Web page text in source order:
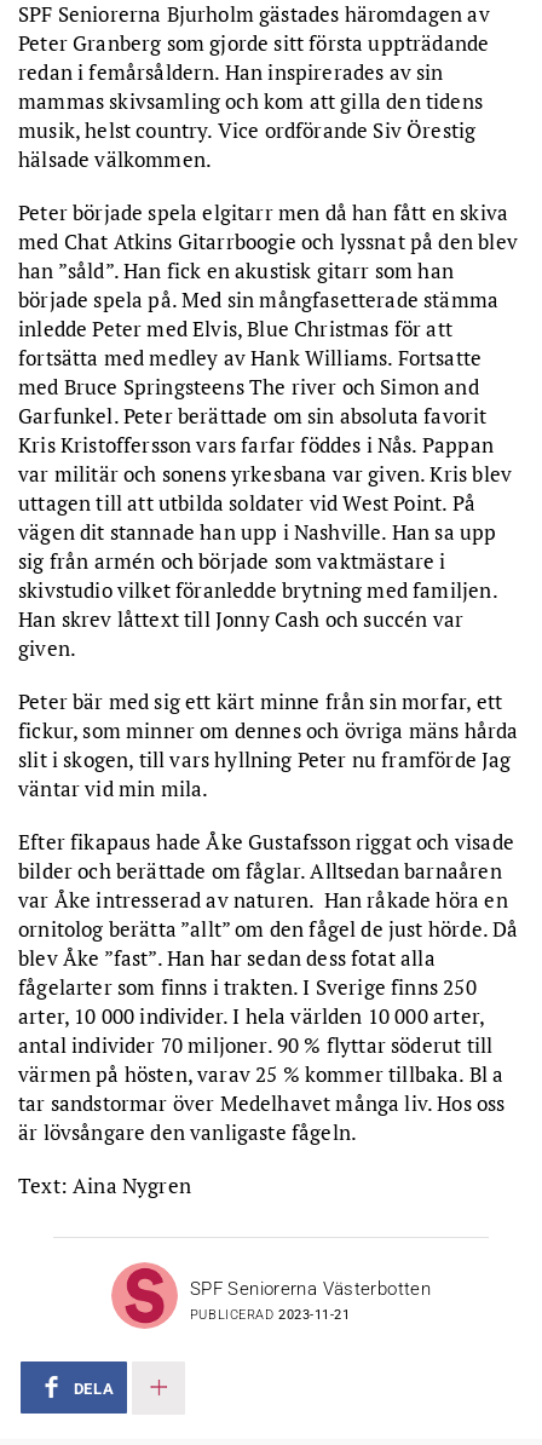
SPF Seniorerna Bjurholm gästades häromdagen av
Peter Granberg som gjorde sitt första uppträdande
redan i femårsåldern. Han inspirerades av sin
mammas skivsamling och kom att gilla den tidens
musik, helst country. Vice ordförande Siv Örestig
hälsade välkommen.
Peter började spela elgitarr men då han fått en skiva
med Chat Atkins Gitarrboogie och lyssnat på den blev
han ”såld”. Han fick en akustisk gitarr som han
började spela på. Med sin mångfasetterade stämma
inledde Peter med Elvis, Blue Christmas för att
fortsätta med medley av Hank Williams. Fortsatte
med Bruce Springsteens The river och Simon and
Garfunkel. Peter berättade om sin absoluta favorit
Kris Kristoffersson vars farfar föddes i Nås. Pappan
var militär och sonens yrkesbana var given. Kris blev
uttagen till att utbilda soldater vid West Point. På
vägen dit stannade han upp i Nashville. Han sa upp
sig från armén och började som vaktmästare i
skivstudio vilket föranledde brytning med familjen.
Han skrev låttext till Jonny Cash och succén var
given.
Peter bär med sig ett kärt minne från sin morfar, ett
fickur, som minner om dennes och övriga mäns hårda
slit i skogen, till vars hyllning Peter nu framförde Jag
väntar vid min mila.
Efter fikapaus hade Åke Gustafsson riggat och visade
bilder och berättade om fåglar. Alltsedan barnaåren
var Åke intresserad av naturen. Han råkade höra en
ornitolog berätta ”allt” om den fågel de just hörde. Då
blev Åke ”fast”. Han har sedan dess fotat alla
fågelarter som finns i trakten. I Sverige finns 250
arter, 10 000 individer. I hela världen 10 000 arter,
antal individer 70 miljoner. 90 % flyttar söderut till
värmen på hösten, varav 25 % kommer tillbaka. Bl a
tar sandstormar över Medelhavet många liv. Hos oss
är lövsångare den vanligaste fågeln.
Text: Aina Nygren
SPF Seniorerna Västerbotten
PUBLICERAD 2023-11-21
DELA